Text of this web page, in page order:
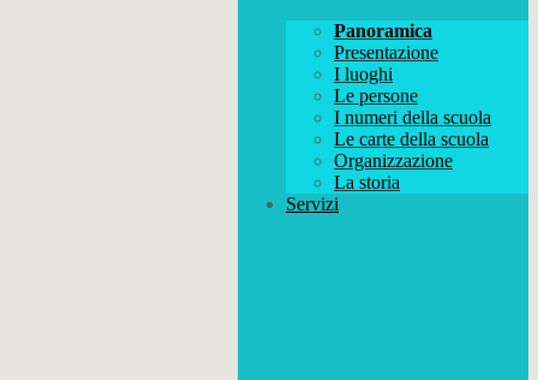
Panoramica
Presentazione
I luoghi
Le persone
I numeri della scuola
Le carte della scuola
Organizzazione
La storia
Servizi